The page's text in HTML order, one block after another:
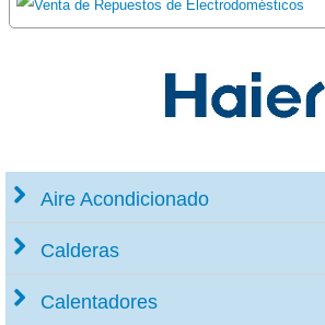
Aire Acondicionado
Calderas
Calentadores